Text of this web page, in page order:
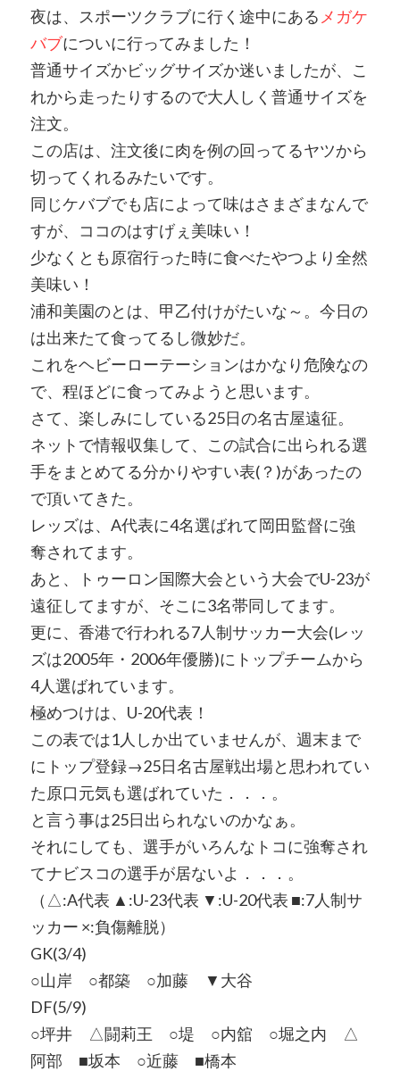
夜は、スポーツクラブに行く途中にある メガケ
バブについに行ってみました！
普通サイズかビッグサイズか迷いましたが、こ
れから走ったりするので大人しく普通サイズを
注文。
この店は、注文後に肉を例の回ってるヤツから
切ってくれるみたいです。
同じケバブでも店によって味はさまざまなんで
すが、ココのはすげぇ美味い！
少なくとも原宿行った時に食べたやつより全然
美味い！
浦和美園のとは、甲乙付けがたいな～。今日の
は出来たて食ってるし微妙だ。
これをヘビーローテーションはかなり危険なの
で、程ほどに食ってみようと思います。
さて、楽しみにしている25日の名古屋遠征。
ネットで情報収集して、この試合に出られる選
手をまとめてる分かりやすい表(？)があったの
で頂いてきた。
レッズは、A代表に4名選ばれて岡田監督に強
奪されてます。
あと、トゥーロン国際大会という大会でU-23が
遠征してますが、そこに3名帯同してます。
更に、香港で行われる7人制サッカー大会(レッ
ズは2005年・2006年優勝)にトップチームから
4人選ばれています。
極めつけは、U-20代表！
この表では1人しか出ていませんが、週末まで
にトップ登録→25日名古屋戦出場と思われてい
た原口元気も選ばれていた．．．。
と言う事は25日出られないのかなぁ。
それにしても、選手がいろんなトコに強奪され
てナビスコの選手が居ないよ．．．。
（△:A代表 ▲:U-23代表 ▼:U-20代表 ■:7人制サ
ッカー ×:負傷離脱）
GK(3/4)
○山岸 ○都築 ○加藤 ▼大谷
DF(5/9)
○坪井 △闘莉王 ○堤 ○内舘 ○堀之内 △
阿部 ■坂本 ○近藤 ■橋本